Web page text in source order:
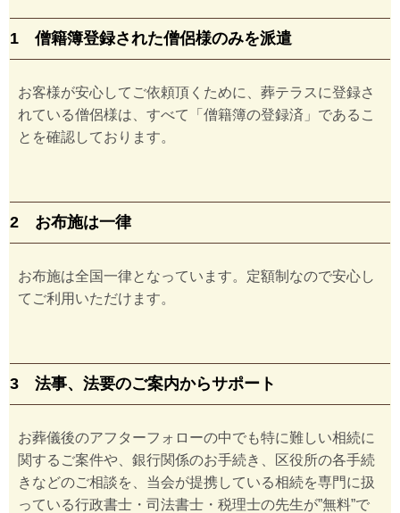
1 僧籍簿登録された僧侶様のみを派遣
お客様が安心してご依頼頂くために、葬テラスに登録さ
れている僧侶様は、すべて「僧籍簿の登録済」であるこ
とを確認しております。
2 お布施は一律
お布施は全国一律となっています。定額制なので安心し
てご利用いただけます。
3 法事、法要のご案内からサポート
お葬儀後のアフターフォローの中でも特に難しい相続に
関するご案件や、銀行関係のお手続き、区役所の各手続
きなどのご相談を、当会が提携している相続を専門に扱
っている行政書士・司法書士・税理士の先生が”無料”で